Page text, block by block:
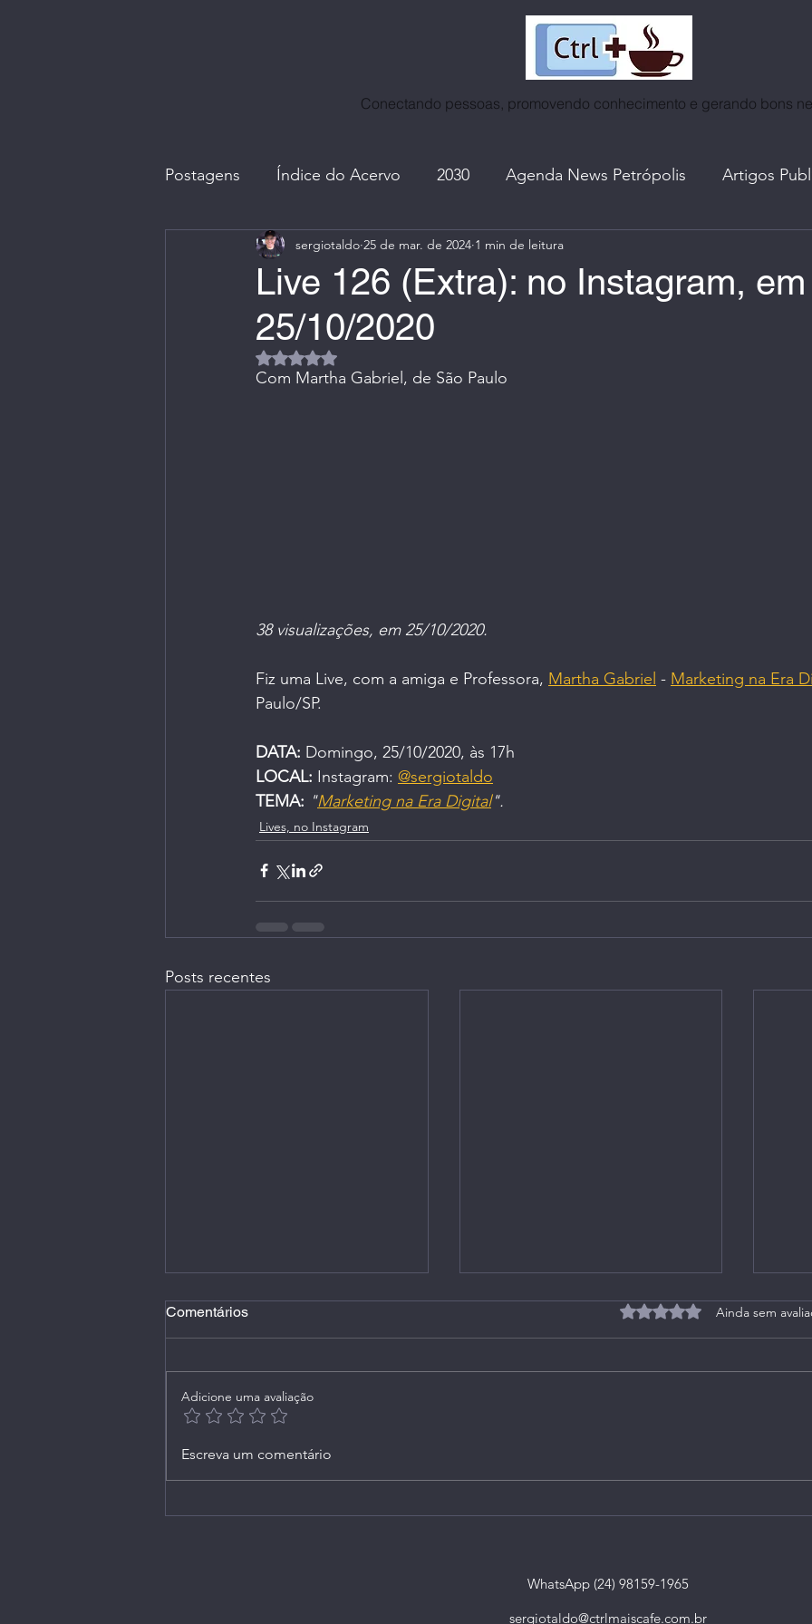
Conectando pessoas, promovendo conhecimento e gerando bons
Postagens Índice do Acervo 2030 Agenda News Petrópolis Artigos
Avatares, Capas e Caricaturas Café | Coffee World
Divulgação Ctrl+Café Entrevistas
G.I.A. do Ctrl+Café
Live 126 (Extra): no Instagram, em
25/10/2020
sergiotaldo 25 de mar. de 2024 1 min de leitura
Avaliado com NaN de 5 estrelas.
Com Martha Gabriel, de São Paulo
38 visualizações, em 25/10/2020.
Fiz uma Live, com a amiga e Professora, Martha Gabriel - Marketing na Era
Paulo/SP.
DATA: Domingo, 25/10/2020, às 17h
LOCAL: Instagram: @sergiotaldo
TEMA: "Marketing na Era Digital".
Lives, no Instagram
Posts recentes
Live 165 (Extra): no
Comentários Avaliado com 0 de 5
Ainda sem
Adicione uma avaliação
Escreva um comentário
WhatsApp (24) 98159-1965
sergiotaldo@ctrlmaiscafe.com.br